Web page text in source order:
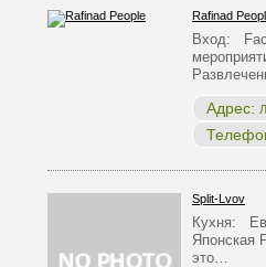
Rafinad
Вход:
Адрес:
Split-Lvov
Кухня:
это…